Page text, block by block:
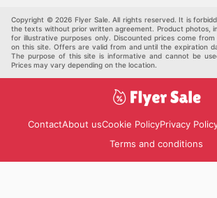
Copyright © 2026 Flyer Sale. All rights reserved. It is
the texts without prior written agreement. Product photos,
for illustrative purposes only. Discounted prices come
on this site. Offers are valid from and until the expiration
The purpose of this site is informative and cannot be
Prices may vary depending on the location.
ContactAbout usCookie PolicyPrivacy
Terms and conditions